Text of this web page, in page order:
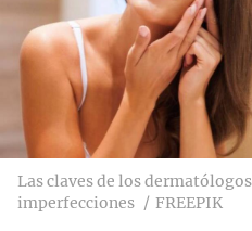
Las claves de los
imperfecciones
FREEPIK